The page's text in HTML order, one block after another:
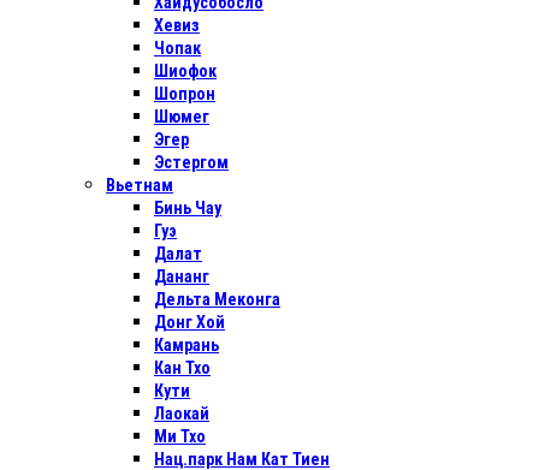
Хевиз
Чопак
Шиофок
Шопрон
Шюмег
Эгер
Эстергом
Вьетнам
Бинь Чау
Гуэ
Далат
Дананг
Дельта Меконга
Донг Хой
Камрань
Кан Тхо
Кути
Лаокай
Ми Тхо
Нац.парк Нам Кат Тиен